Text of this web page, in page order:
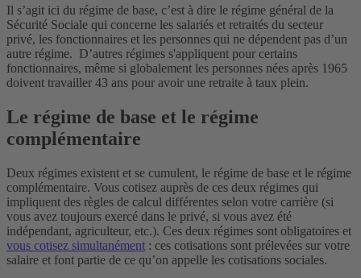
Il s’agit ici du régime de base, c’est à dire le régime général de la
Sécurité Sociale qui concerne les salariés et retraités du secteur
privé, les fonctionnaires et les personnes qui ne dépendent pas d’un
autre régime. D’autres régimes s'appliquent pour certains
fonctionnaires, même si globalement les personnes nées après 1965
doivent travailler 43 ans pour avoir une retraite à taux plein.
Le régime de base et le régime
complémentaire
Deux régimes existent et se cumulent, le régime de base et le régime
complémentaire. Vous cotisez auprès de ces deux régimes qui
impliquent des règles de calcul différentes selon votre carrière (si
vous avez toujours exercé dans le privé, si vous avez été
indépendant, agriculteur, etc.). Ces deux régimes sont obligatoires et
vous cotisez simultanément : ces cotisations sont prélevées sur votre
salaire et font partie de ce qu’on appelle les cotisations sociales.